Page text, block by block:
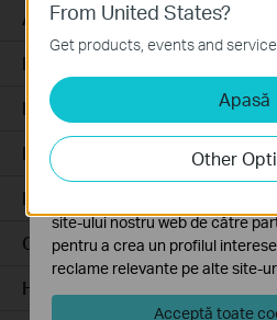
Access Pro
Routere prin cablu
Routere Wi-Fi
Routere 4G
Routere integrate
Cloud-Based
Hardware
From United States?
Get products, events and
Apasă
Other
Cookie-uri de bază
Aceste cookie-uri sunt
site-ului web și nu pot fi
Cookie-uri de analiză și
Cookie-urile de analiză ne
tale de pe site-ul nostru web a
funcționalitatea site-ului.
site-ului nostru web de către
pentru a crea un profilul
reclame relevante pe alte site-
Acceptă toate